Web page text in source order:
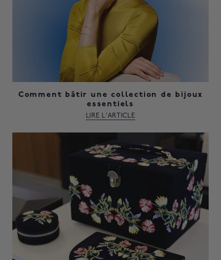
Comment bâtir une collection de bijoux
essentiels
LIRE L'ARTICLE